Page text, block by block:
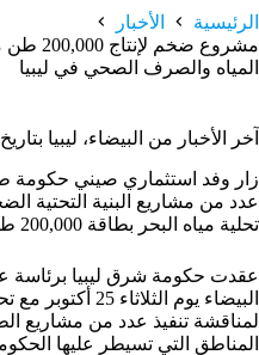
الرئيسية
الأخبار
مشروع
المياه والصرف الصحي في ليبيا
آخر الأخبار من البيضاء، ليبيا بتاريخ 26 أكتوبر/تشرين الأول
زار وفد استثماري صيني حكومة
عدد من مشاريع البنية التحتية
تحلية مياه البحر بطاقة 200,000 طن يوميًا.
عقدت حكومة شرق ليبيا برئاسة
البيضاء يوم
لمناقشة تنفيذ عدد من مشاريع
المناطق التي تسيطر عليها